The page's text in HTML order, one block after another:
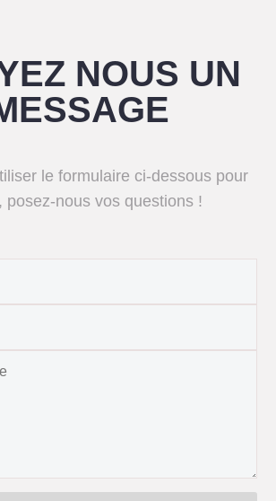
NOUS UN
le formulaire ci-dessous pour
posez-nous vos questions !